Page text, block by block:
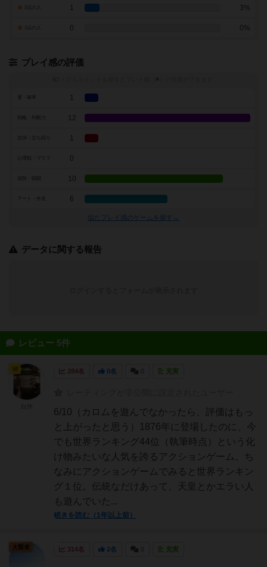
1 3%
0 0%
プレイ感の評価
※
1
戦略・判断力 12
1
0
10
アート・外見 6
似たプレイ感のゲームを探す→
データに関する報告
レビュー 5件
284名 0名 充実
6/10（カロムを遊んでなかったら、評価はもっ
と上がったと思う）1876年に登場したのに、今
でも世界ランキング44位（執筆時点）という化
け物みたいな人気を誇るアクションゲーム。ち
なみにアクションゲームでみると世界ランキン
グ１位。伝統なだけあって、天皇とかエラい人
も遊んでいた...
続きを読む（1年以上前）
314名 2名 充実
大賢者